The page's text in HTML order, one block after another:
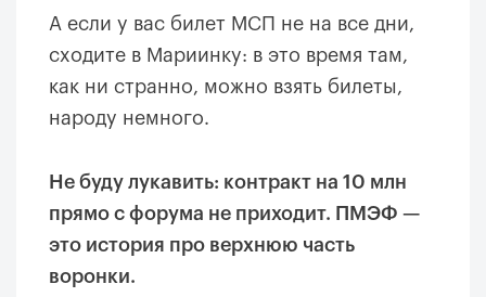
А если у вас билет МСП не на все дни,
сходите в Мариинку: в это время там,
как ни странно, можно взять билеты,
народу немного.
Не буду лукавить: контракт на 10 млн
прямо с форума не приходит. ПМЭФ —
это история про верхнюю часть
воронки.